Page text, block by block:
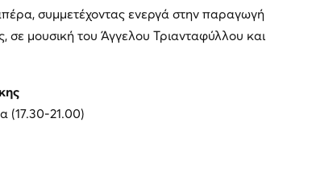
συμμετέχοντας ενεργά στην παραγωγή
σε μουσική του Άγγελου Τριανταφύλλου και
(17.30-21.00)